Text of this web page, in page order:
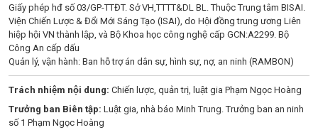
Giấy phép hđ số 03/GP-TTĐT. Sở VH,TTTT&DL BL. Thuộc Trung tâm BISAI.
Viện Chiến Lược & Đổi Mới Sáng Tạo (ISAI), do Hội đồng trung ương Liên
hiệp hội VN thành lập, và Bộ Khoa học công nghệ cấp GCN:A2299. Bộ
Công An cấp dấu
Quản lý, vận hành: Ban hỗ trợ án dân sự, hình sự, nợ, an ninh (RAMBON)
Trách nhiệm nội dung: Chiến lược, quản trị, luật gia Phạm Ngọc Hoàng
Trưởng ban Biên tập: Luật gia, nhà báo Minh Trung. Trưởng ban an ninh
số 1 Phạm Ngọc Hoàng